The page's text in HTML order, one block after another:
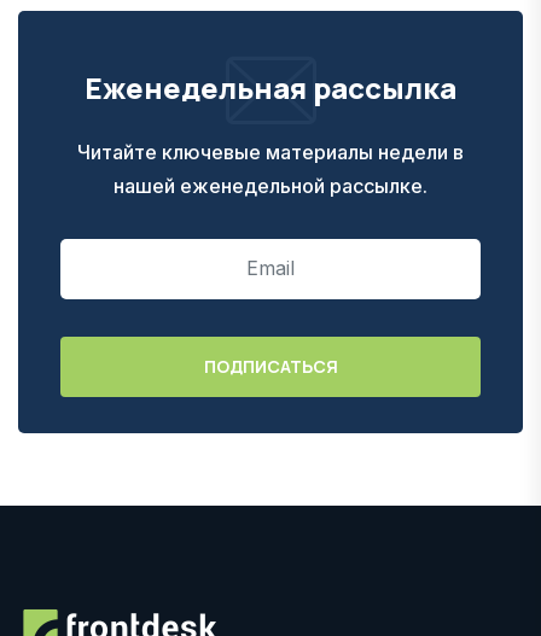
Еженедельная рассылка
Читайте ключевые материалы недели в
нашей еженедельной рассылке.